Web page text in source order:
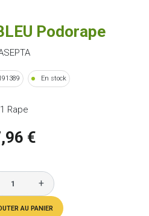
Podorape
En stock
1 Rape
€
+
AU PANIER